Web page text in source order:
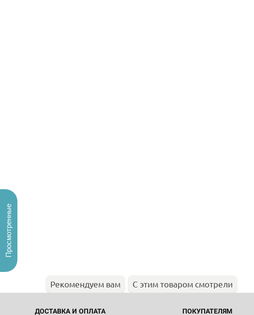
Рекомендуем вам С этим товаром смотрели
ДОСТАВКА И ОПЛАТА ПОКУПАТЕЛЯМ
Просмотренные